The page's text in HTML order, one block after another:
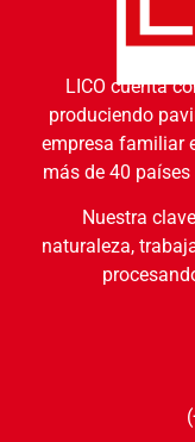
LICO cuenta
produciendo
empresa familiar
más de 40
Nuestra
naturaleza,